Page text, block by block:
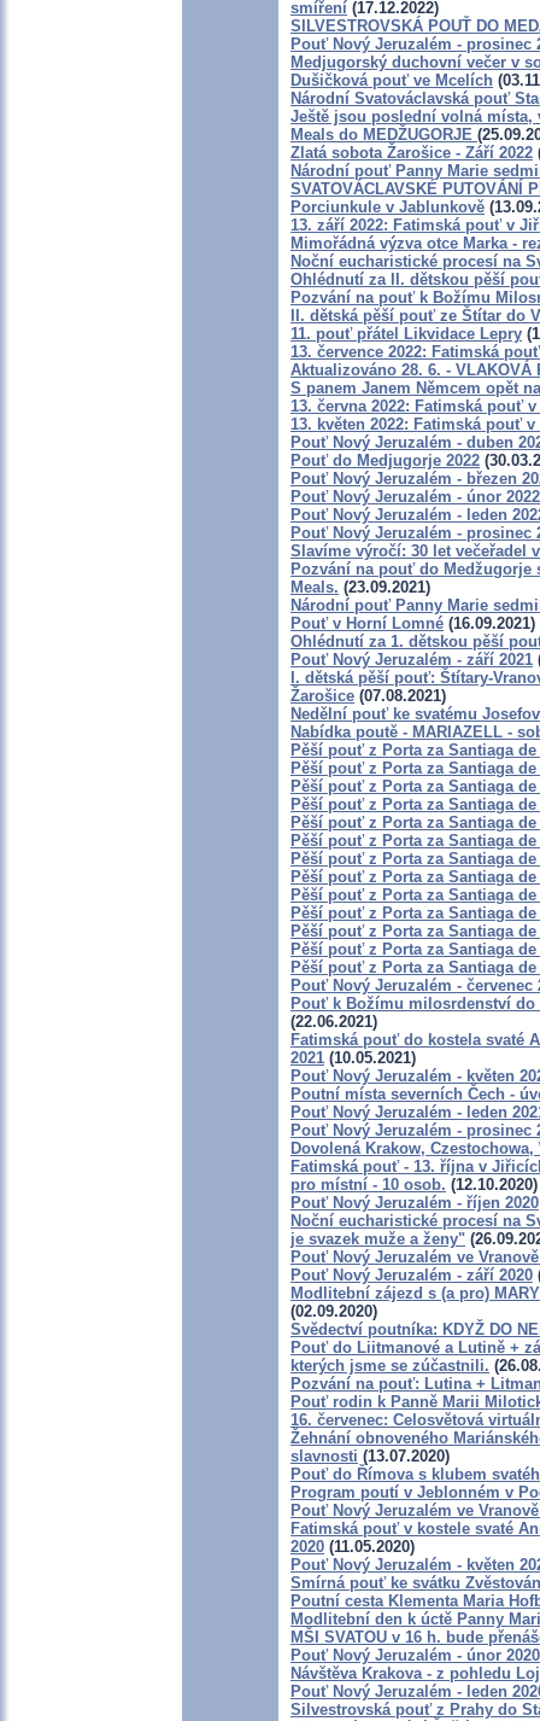
smíření (17.12.2022)
SILVESTROVSKÁ POUŤ DO
Pouť Nový Jeruzalém - prosinec
Medjugorský duchovní večer v
Dušičková pouť ve Mcelích
Národní Svatováclavská pouť
Ještě jsou poslední volná místa,
Meals do MEDŽUGORJE
Zlatá sobota Žarošice - Září 2022
Národní pouť Panny Marie
SVATOVÁCLAVSKÉ PUTOVÁNÍ
Porciunkule v Jablunkově
13. září 2022: Fatimská pouť v
Mimořádná výzva otce Marka -
Noční eucharistické procesí na
Ohlédnutí za II. dětskou pěší
Pozvání na pouť k Božímu
II. dětská pěší pouť ze Štítar do
11. pouť přátel Likvidace Lepry
13. července 2022: Fatimská
Aktualizováno 28. 6. - VLAKOVÁ
S panem Janem Němcem opět
13. června 2022: Fatimská pouť
13. květen 2022: Fatimská pouť
Pouť Nový Jeruzalém - duben
Pouť do Medjugorje 2022
Pouť Nový Jeruzalém - březen
Pouť Nový Jeruzalém - únor 2022
Pouť Nový Jeruzalém - leden
Pouť Nový Jeruzalém - prosinec
Slavíme výročí: 30 let večeřadel
Pozvání na pouť do
Meals. (23.09.2021)
Národní pouť Panny Marie
Pouť v Horní Lomné (16.09.2021)
Ohlédnutí za 1. dětskou pěší
Pouť Nový Jeruzalém - září 2021
I. dětská pěší pouť: Štítary-
Žarošice (07.08.2021)
Nedělní pouť ke svatému
Nabídka poutě - MARIAZELL -
Pěší pouť z Porta za Santiaga
Pěší pouť z Porta za Santiaga
Pěší pouť z Porta za Santiaga
Pěší pouť z Porta za Santiaga
Pěší pouť z Porta za Santiaga
Pěší pouť z Porta za Santiaga
Pěší pouť z Porta za Santiaga
Pěší pouť z Porta za Santiaga
Pěší pouť z Porta za Santiaga
Pěší pouť z Porta za Santiaga
Pěší pouť z Porta za Santiaga
Pěší pouť z Porta za Santiaga
Pěší pouť z Porta za Santiaga
Pouť Nový Jeruzalém - červenec
Pouť k Božímu milosrdenství do
(22.06.2021)
Fatimská pouť do kostela svaté
2021 (10.05.2021)
Pouť Nový Jeruzalém - květen
Poutní místa severních Čech -
Pouť Nový Jeruzalém - leden
Pouť Nový Jeruzalém - prosinec
Dovolená Krakow, Czestochowa,
Fatimská pouť - 13. října v
pro místní - 10 osob. (12.10.2020)
Pouť Nový Jeruzalém - říjen 2020
Noční eucharistické procesí na
je svazek muže a ženy"
Pouť Nový Jeruzalém ve
Pouť Nový Jeruzalém - září 2020
Modlitební zájezd s (a pro)
(02.09.2020)
Svědectví poutníka: KDYŽ DO
Pouť do Liitmanové a Lutině +
kterých jsme se zúčastnili.
Pozvání na pouť: Lutina +
Pouť rodin k Panně Marii
16. červenec: Celosvětová
Žehnání obnoveného
slavnosti (13.07.2020)
Pouť do Římova s klubem
Program poutí v Jeblonném v
Pouť Nový Jeruzalém ve
Fatimská pouť v kostele svaté
2020 (11.05.2020)
Pouť Nový Jeruzalém - květen
Smírná pouť ke svátku
Poutní cesta Klementa Maria
Modlitební den k úctě Panny
MŠI SVATOU v 16 h. bude
Pouť Nový Jeruzalém - únor 2020
Návštěva Krakova - z pohledu
Pouť Nový Jeruzalém - leden
Silvestrovská pouť z Prahy do